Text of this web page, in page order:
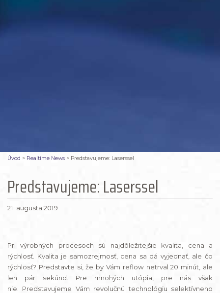
Úvod > Realtime News > Predstavujeme: Laserssel
Predstavujeme: Laserssel
21. augusta 2019
Pri výrobných procesoch sú najdôležitejšie kvalita, cena a
rýchlosť. Kvalita je samozrejmosť, cena sa dá vyjednať, ale čo
rýchlosť? Predstavte si, že by Vám reflow netrval 20 minút, ale
len pár sekúnd. Pre mnohých utópia, pre nás však
nie. Predstavujeme Vám revolučnú technológiu selektívneho